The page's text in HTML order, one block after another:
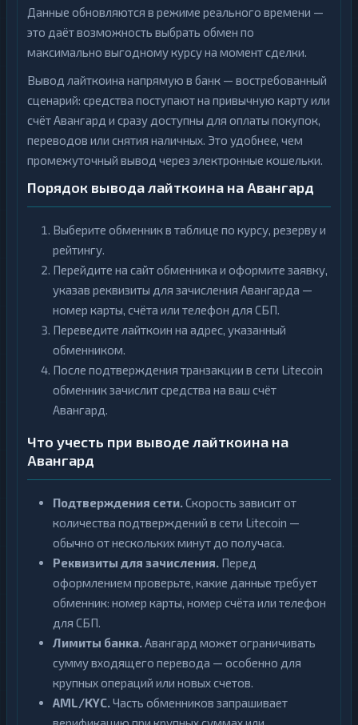
Данные обновляются в режиме реального времени —
это даёт возможность выбрать обмен по
максимально выгодному курсу на момент сделки.
Вывод лайткоина напрямую в банк — востребованный
сценарий: средства поступают на привычную карту или
счёт Авангард и сразу доступны для оплаты покупок,
переводов или снятия наличных. Это удобнее, чем
промежуточный вывод через электронные кошельки.
Порядок вывода лайткоина на Авангард
Выберите обменник в таблице по курсу, резерву и
рейтингу.
Перейдите на сайт обменника и оформите заявку,
указав реквизиты для зачисления Авангарда —
номер карты, счёта или телефон для СБП.
Переведите лайткоин на адрес, указанный
обменником.
После подтверждения транзакции в сети Litecoin
обменник зачислит средства на ваш счёт
Авангард.
Что учесть при выводе лайткоина на
Авангард
Подтверждения сети.Скорость зависит от
количества подтверждений в сети Litecoin —
обычно от нескольких минут до получаса.
Реквизиты для зачисления. Перед
оформлением проверьте, какие данные требует
обменник: номер карты, номер счёта или телефон
для СБП.
Лимиты банка.Авангард может ограничивать
сумму входящего перевода — особенно для
крупных операций или новых счетов.
AML/KYC.Часть обменников запрашивает